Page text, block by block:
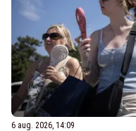
6 aug. 2026, 14:09